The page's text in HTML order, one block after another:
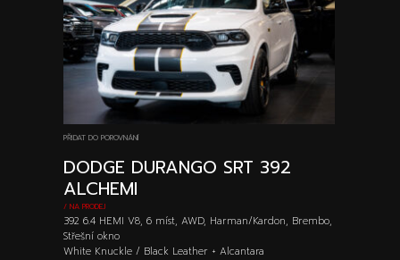
PŘIDAT DO POROVNÁNÍ
DODGE DURANGO SRT 392
ALCHEMI
/ NA PRODEJ
392 6.4 HEMI V8, 6 míst, AWD, Harman/Kardon, Brembo,
Střešní okno
White Knuckle / Black Leather + Alcantara